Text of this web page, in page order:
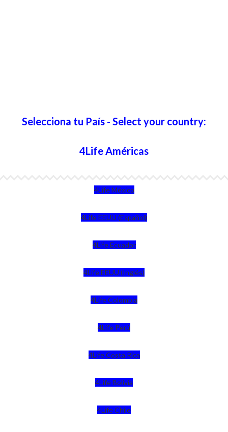
Selecciona tu País - Select your country:
4Life Américas
4Life México
4Life EEUU (Español)
4Life Ecuador
4Life EEUU (Inglés)
4Life Colombia
4Life Perú
4Life Costa Rica
4Life Bolivia
4Life Chile